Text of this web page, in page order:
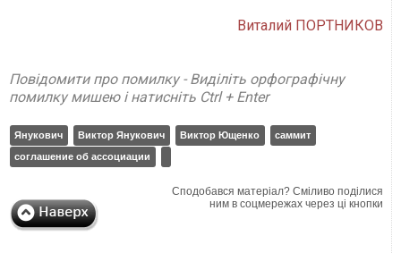
Виталий ПОРТНИКОВ
Повідомити про помилку - Виділіть орфографічну
помилку мишею і натисніть Ctrl + Enter
Янукович Виктор Янукович Виктор Ющенко
саммит
соглашение об ассоциации
Сподобався матеріал? Сміливо поділися
ним в соцмережах через ці кнопки